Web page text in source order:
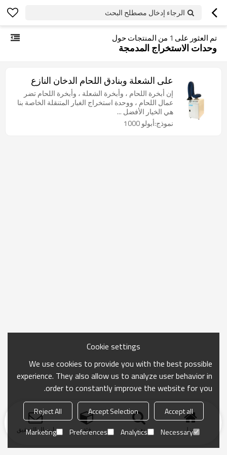
الرجاء إدخال مصطلح البحث
تم العثور على 1 من المنتجات حول
وحدات الاستخراج المدمجة
على الشعلة وبنادق اللحام الدخان النازع
إن أبخرة اللحام ، وأبخرة الشعلة ، وأبخرة اللحام تضر
عمال اللحام ، ووحدة استخراج الغبار المتنقلة الخاصة بنا
هي الخيار الأفضل ...
نموذج:أبولو 1000
منزل بحث فئة ارسال التحقيق
Cookie settings
We use cookies to provide you with the best possible
experience. They also allow us to analyze user behavior in
order to constantly improve the website for you.
Accept all
Accept Selection
Reject All
Necessary
Analytics
Preferences
Marketing